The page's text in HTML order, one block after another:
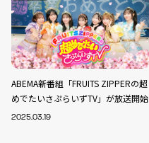
ABEMA新番組「FRUITS ZIPPERの超
めでたいさぷらいずTV」が放送開始
2025.03.19